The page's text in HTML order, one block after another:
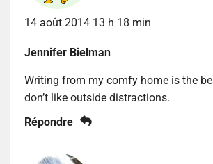
14 août 2014 13 h 18 min
Jennifer Bielman
Writing from my comfy home is the
don’t like outside distractions.
Répondre